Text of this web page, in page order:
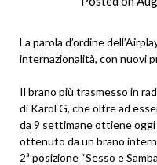
La parola d’ordine
internazionalità, con nuovi
Il brano più trasmesso in
di Karol G, che oltre ad
da 9 settimane ottiene
ottenuto da un brano
2ª posizione “Sesso e